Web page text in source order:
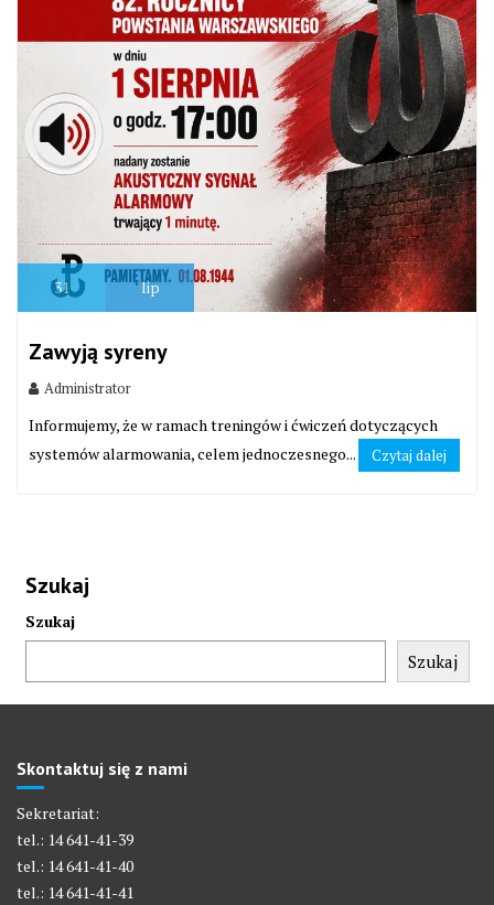
31 lip
Zawyją syreny
Administrator
Informujemy, że w ramach treningów i ćwiczeń dotyczących
systemów alarmowania, celem jednoczesnego...
Czytaj dalej
Szukaj
Szukaj
Szukaj
Skontaktuj się z nami
Sekretariat:
tel.: 14 641-41-39
tel.: 14 641-41-40
tel.: 14 641-41-41